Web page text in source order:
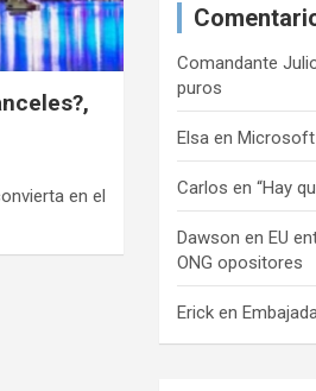
en el
Comandante
puros
Elsa en
Carlosen“Hay
Dawson en EU
ONG opositores
Erick en